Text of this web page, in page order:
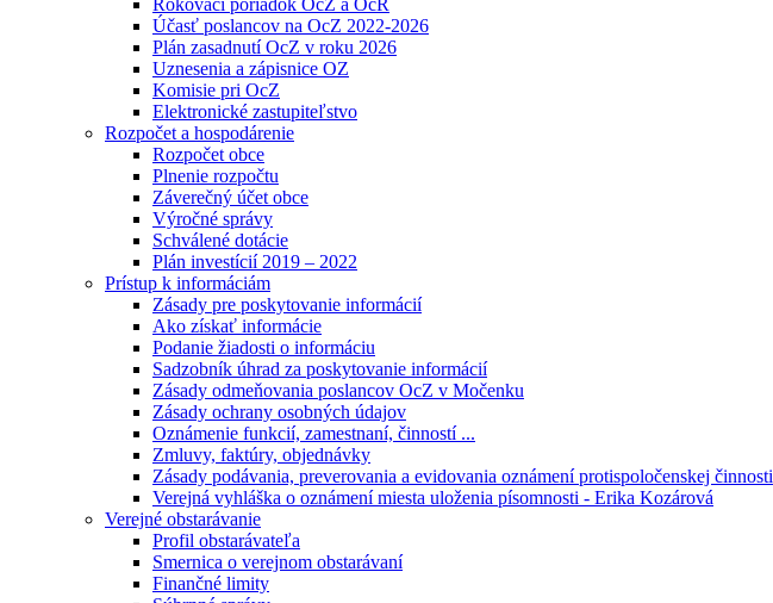
Rokovací poriadok OcZ a OcR
Účasť poslancov na OcZ 2022-2026
Plán zasadnutí OcZ v roku 2026
Uznesenia a zápisnice OZ
Komisie pri OcZ
Elektronické zastupiteľstvo
Rozpočet a hospodárenie
Rozpočet obce
Plnenie rozpočtu
Záverečný účet obce
Výročné správy
Schválené dotácie
Plán investícií 2019 – 2022
Prístup k informáciám
Zásady pre poskytovanie informácií
Ako získať informácie
Podanie žiadosti o informáciu
Sadzobník úhrad za poskytovanie informácií
Zásady odmeňovania poslancov OcZ v Močenku
Zásady ochrany osobných údajov
Oznámenie funkcií, zamestnaní, činností ...
Zmluvy, faktúry, objednávky
Zásady podávania, preverovania a evidovania oznámení protispoločenskej činnosti
Verejná vyhláška o oznámení miesta uloženia písomnosti - Erika Kozárová
Verejné obstarávanie
Profil obstarávateľa
Smernica o verejnom obstarávaní
Finančné limity